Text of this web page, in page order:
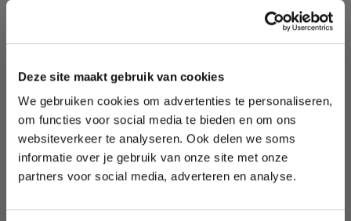
Deze site maakt gebruik van cookies
We gebruiken cookies om advertenties te personaliseren,
om functies voor social media te bieden en om ons
websiteverkeer te analyseren. Ook delen we soms
informatie over je gebruik van onze site met onze
partners voor social media, adverteren en analyse.
Productgalerij overslaan
Heb je onze andere
Mehron Liquid
Make-up kleuren al
gezien?
10% korting?
Lees als eerste over nieuwe producten,
tutorials, aanbiedingen, evenementen,
wedstrijden en meer.
Meld je aan en ontvang direct